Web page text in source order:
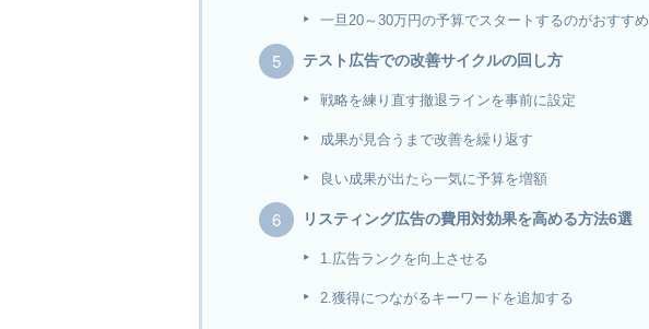
一旦20～30万円の予算でスタートするのがおすすめ
テスト広告での改善サイクルの回し方
戦略を練り直す撤退ラインを事前に設定
成果が見合うまで改善を繰り返す
良い成果が出たら一気に予算を増額
リスティング広告の費用対効果を高める方法6選
1.広告ランクを向上させる
2.獲得につながるキーワードを追加する